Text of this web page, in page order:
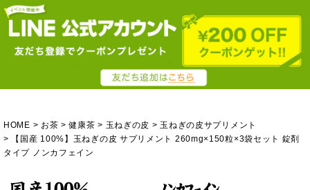
HOME お茶 健康茶 玉ねぎの皮
玉ねぎの皮サプリメント
【国産 100%】玉ねぎの皮 サプリメント 260mg×150粒×3袋セット 錠剤
タイプ ノンカフェイン